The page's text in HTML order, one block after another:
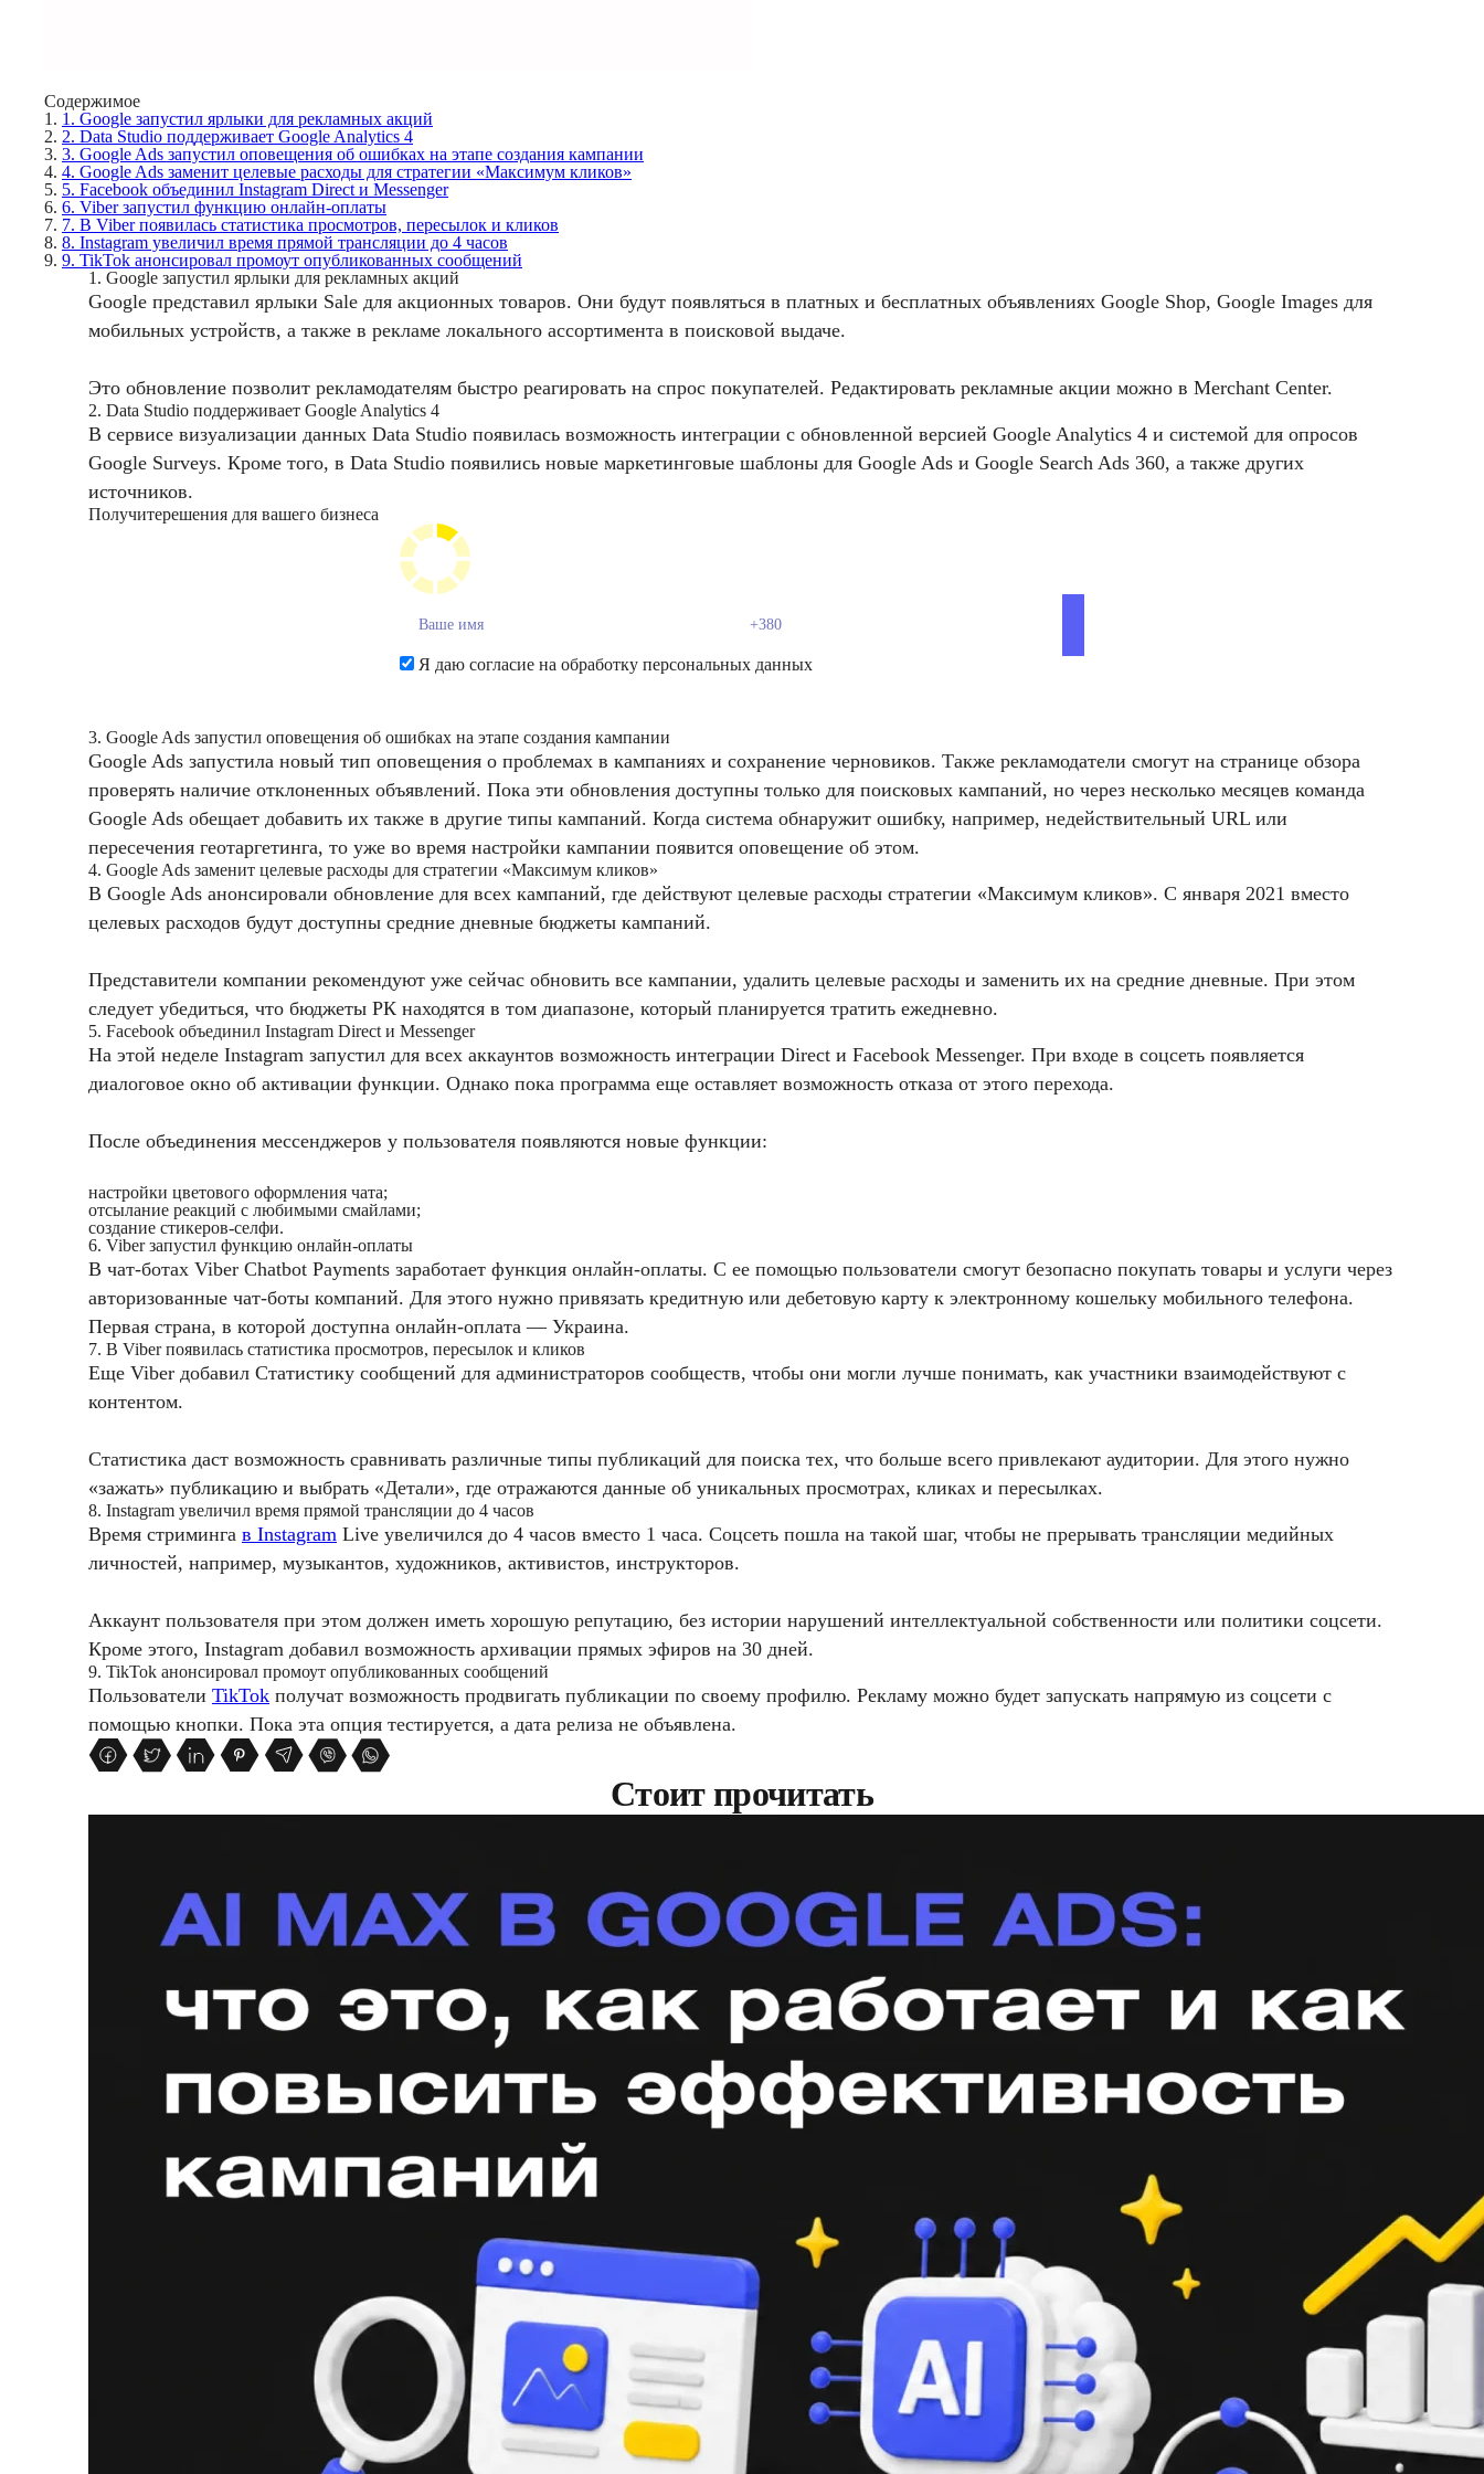
Содержимое
1. 1. Google запустил ярлыки для рекламных акций
2. 2. Data Studio поддерживает Google Analytics 4
3. 3. Google Ads запустил оповещения об ошибках на этапе создания кампании
4. 4. Google Ads заменит целевые расходы для стратегии «Максимум кликов»
5. 5. Facebook объединил Instagram Direct и Messenger
6. 6. Viber запустил функцию онлайн-оплаты
7. 7. В Viber появилась статистика просмотров, пересылок и кликов
8. 8. Instagram увеличил время прямой трансляции до 4 часов
9. 9. TikTok анонсировал промоут опубликованных сообщений
1. Google запустил ярлыки для рекламных акций
Google представил ярлыки Sale для акционных товаров. Они будут появляться в платных и бесплатных объявлениях Google Shop, Google Images для
мобильных устройств, а также в рекламе локального ассортимента в поисковой выдаче.
Это обновление позволит рекламодателям быстро реагировать на спрос покупателей. Редактировать рекламные акции можно в Merchant Center.
2. Data Studio поддерживает Google Analytics 4
В сервисе визуализации данных Data Studio появилась возможность интеграции с обновленной версией Google Analytics 4 и системой для опросов
Google Surveys. Кроме того, в Data Studio появились новые маркетинговые шаблоны для Google Ads и Google Search Ads 360, а также других
источников.
Получитерешения для вашего бизнеса
Я даю согласие на обработку персональных данных
3. Google Ads запустил оповещения об ошибках на этапе создания кампании
Google Ads запустила новый тип оповещения о проблемах в кампаниях и сохранение черновиков. Также рекламодатели смогут на странице обзора
проверять наличие отклоненных объявлений. Пока эти обновления доступны только для поисковых кампаний, но через несколько месяцев команда
Google Ads обещает добавить их также в другие типы кампаний. Когда система обнаружит ошибку, например, недействительный URL или
пересечения геотаргетинга, то уже во время настройки кампании появится оповещение об этом.
4. Google Ads заменит целевые расходы для стратегии «Максимум кликов»
В Google Ads анонсировали обновление для всех кампаний, где действуют целевые расходы стратегии «Максимум кликов». С января 2021 вместо
целевых расходов будут доступны средние дневные бюджеты кампаний.
Представители компании рекомендуют уже сейчас обновить все кампании, удалить целевые расходы и заменить их на средние дневные. При этом
следует убедиться, что бюджеты РК находятся в том диапазоне, который планируется тратить ежедневно.
5. Facebook объединил Instagram Direct и Messenger
На этой неделе Instagram запустил для всех аккаунтов возможность интеграции Direct и Facebook Messenger. При входе в соцсеть появляется
диалоговое окно об активации функции. Однако пока программа еще оставляет возможность отказа от этого перехода.
После объединения мессенджеров у пользователя появляются новые функции:
настройки цветового оформления чата;
отсылание реакций с любимыми смайлами;
создание стикеров-селфи.
6. Viber запустил функцию онлайн-оплаты
В чат-ботах Viber Chatbot Payments заработает функция онлайн-оплаты. С ее помощью пользователи смогут безопасно покупать товары и услуги через
авторизованные чат-боты компаний. Для этого нужно привязать кредитную или дебетовую карту к электронному кошельку мобильного телефона.
Первая страна, в которой доступна онлайн-оплата — Украина.
7. В Viber появилась статистика просмотров, пересылок и кликов
Еще Viber добавил Статистику сообщений для администраторов сообществ, чтобы они могли лучше понимать, как участники взаимодействуют с
контентом.
Статистика даст возможность сравнивать различные типы публикаций для поиска тех, что больше всего привлекают аудитории. Для этого нужно
«зажать» публикацию и выбрать «Детали», где отражаются данные об уникальных просмотрах, кликах и пересылках.
8. Instagram увеличил время прямой трансляции до 4 часов
Время стриминга в Instagram Live увеличился до 4 часов вместо 1 часа. Соцсеть пошла на такой шаг, чтобы не прерывать трансляции медийных
личностей, например, музыкантов, художников, активистов, инструкторов.
Аккаунт пользователя при этом должен иметь хорошую репутацию, без истории нарушений интеллектуальной собственности или политики соцсети.
Кроме этого, Instagram добавил возможность архивации прямых эфиров на 30 дней.
9. TikTok анонсировал промоут опубликованных сообщений
Пользователи TikTok получат возможность продвигать публикации по своему профилю. Рекламу можно будет запускать напрямую из соцсети с
помощью кнопки. Пока эта опция тестируется, а дата релиза не объявлена.
Стоит прочитать